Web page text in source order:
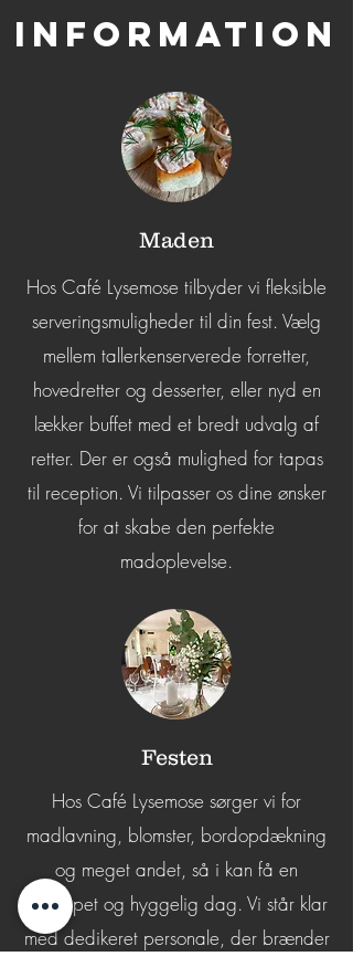
Information
Maden
Hos Café Lysemose tilbyder vi fleksible
serveringsmuligheder til din fest. Vælg
mellem tallerkenserverede forretter,
hovedretter og desserter, eller nyd en
lækker buffet med et bredt udvalg af
retter. Der er også mulighed for tapas
til reception. Vi tilpasser os dine ønsker
for at skabe den perfekte
madoplevelse.
Festen
Hos Café Lysemose sørger vi for
madlavning, blomster, bordopdækning
og meget andet, så i kan få en
afslappet og hyggelig dag. Vi står klar
med dedikeret personale, der brænder